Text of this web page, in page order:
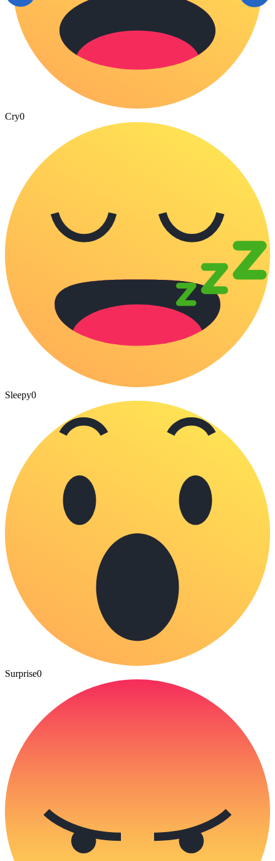
Cry0
Sleepy0
Surprise0